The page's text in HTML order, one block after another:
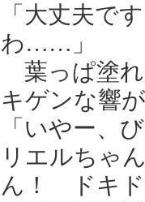
「大丈夫で
わ……」
葉っぱ塗れ
キゲンな響
「いやー、
リエルちゃ
ん！ ドキ